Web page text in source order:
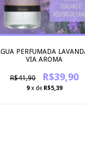
PERFUMADA
VIA AROMA
R$41,90 R$39,90
9 x de R$5,39